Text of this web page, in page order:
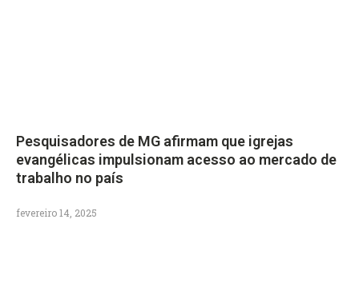
Pesquisadores de MG afirmam que igrejas
evangélicas impulsionam acesso ao mercado de
trabalho no país
fevereiro 14, 2025